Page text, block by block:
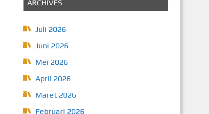
ARCHIVES
Juli 2026
Juni 2026
Mei 2026
April 2026
Maret 2026
Februari 2026